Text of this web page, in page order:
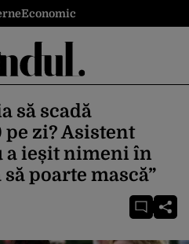
Economic
să scadă
zi? Asistent
a ieșit nimeni în
poarte mască”